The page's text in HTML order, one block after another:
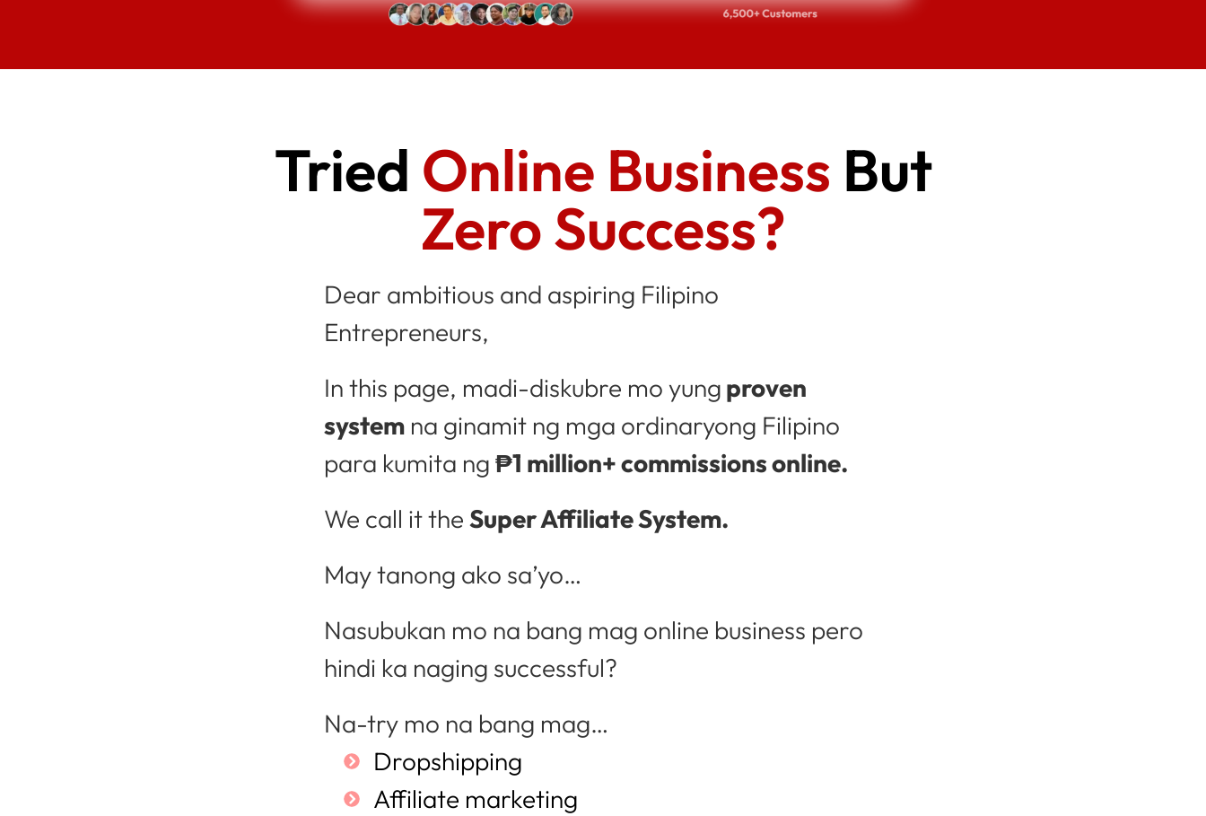
Tried Online Business But
Zero Success?
Dear ambitious and aspiring Filipino
Entrepreneurs,
In this page, madi-diskubre mo yung proven
systemna ginamit ng mga ordinaryong Filipino
para kumita ng ₱1 million+ commissions online.
We call it the Super Affiliate System.
May tanong ako sa’yo…
Nasubukan mo na bang mag online business pero
hindi ka naging successful?
Na-try mo na bang mag…
Dropshipping
Affiliate marketing